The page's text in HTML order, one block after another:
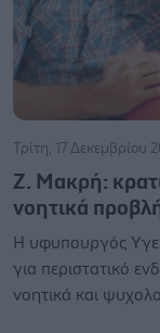
Τρίτη, 17 Δεκεμβρίου
Ζ. Μακρή:
νοητικά
H υφυπουργός
για περιστατικό
νοητικά και